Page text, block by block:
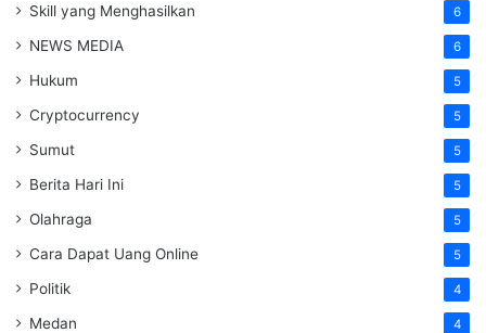
Skill yang Menghasilkan 6
NEWS MEDIA 6
Hukum 5
Cryptocurrency 5
Sumut 5
Berita Hari Ini 5
Olahraga 5
Cara Dapat Uang Online 5
Politik 4
Medan 4